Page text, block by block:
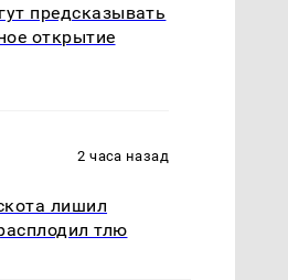
предсказывать
открытие
2 часа назад
лишил
тлю